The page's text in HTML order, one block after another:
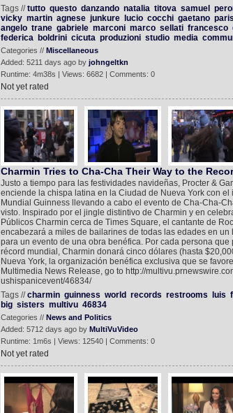
Tags //tutto questo danzando natalia titova samuel
vicky martin agnese junkure lucio cocchi gaetano
angelo trane gabriele marconi marco sellati francesco
federica
boldrini cicuta produzioni studio media
Categories // Miscellaneous
Added: 5211 days ago by johngeltkn
Runtime: 4m38s | Views: 6682 | Comments: 0
Not yet rated
Charmin Tries to Cha-Cha Their Way to the
Justo a tiempo para las festividades navideñas, Procter &
enciende la chispa latina en la Ciudad de Nueva York con el
Mundial Guinness llevando a cabo el evento de Cha-Cha-
visto. Inspirado por el jingle distintivo de Charmin y en
Públicos Charmin cerca de Times Square, el cantante de
encabezará a miles de bailarines de todas las edades en
para un evento de una obra benéfica. Por cada persona que
récord mundial, Charmin donará cinco dólares (hasta
Nueva York, la organización benéfica exclusiva que se
Multimedia News Release, go to http://
ushispanicevent/46834/
Tags //charmin guinness world records restrooms luis
big sisters multivu 46834
Categories // News and Politics
Added: 5712 days ago by MultiVuVideo
Runtime: 1m6s | Views: 12540 | Comments: 0
Not yet rated